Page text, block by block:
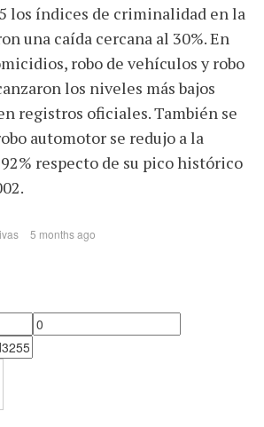
los índices de criminalidad en la
una caída cercana al 30%. En
robo de vehículos y robo
los niveles más bajos
registros oficiales. También se
automotor se redujo a la
respecto de su pico histórico
5 months ago